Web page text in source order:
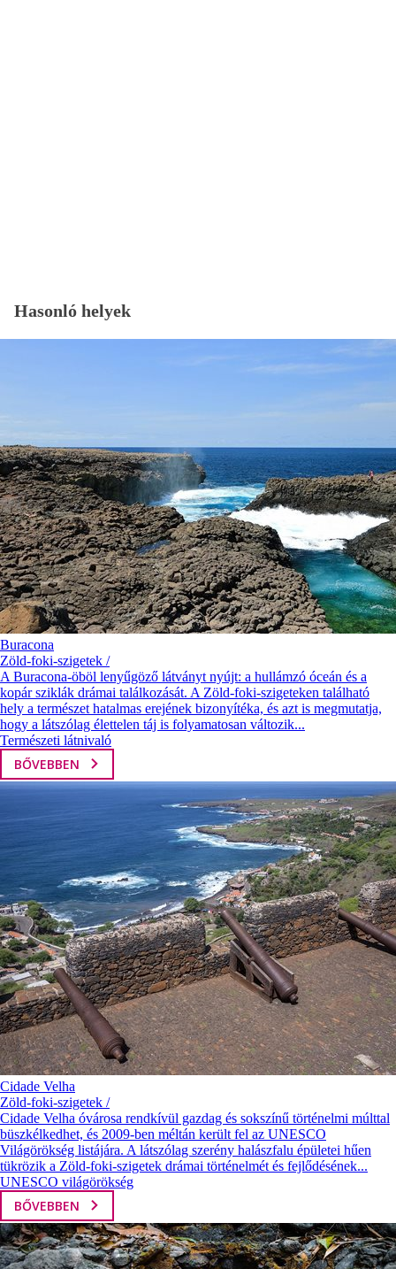
Hasonló helyek
Buracona
Zöld-foki-szigetek /
A Buracona-öböl lenyűgöző látványt nyújt: a hullámzó óceán és a
kopár sziklák drámai találkozását. A Zöld-foki-szigeteken található
hely a természet hatalmas erejének bizonyítéka, és azt is megmutatja,
hogy a látszólag élettelen táj is folyamatosan változik...
Természeti látnivaló
BŐVEBBEN
Cidade Velha
Zöld-foki-szigetek /
Cidade Velha óvárosa rendkívül gazdag és sokszínű történelmi múlttal
büszkélkedhet, és 2009-ben méltán került fel az UNESCO
Világörökség listájára. A látszólag szerény halászfalu épületei hűen
tükrözik a Zöld-foki-szigetek drámai történelmét és fejlődésének...
UNESCO világörökség
BŐVEBBEN